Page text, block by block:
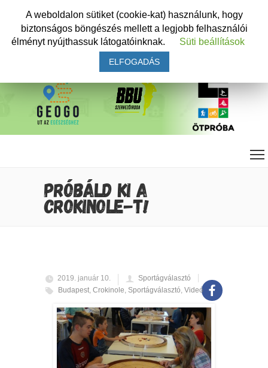
PRÓBÁLD KI A
CROKINOLE-T!
2019. január 10.
Sportágválasztó
Budapest, Crokinole, Sportágválasztó, Videó
A weboldalon sütiket (cookie-kat) használunk, hogy
biztonságos böngészés mellett a legjobb felhasználói
élményt nyújthassuk látogatóinknak.
Süti beállítások
ELFOGADÁS